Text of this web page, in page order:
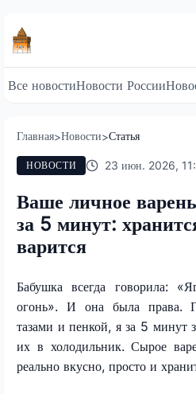
Все новостиНовости России
Главная>Новости>Статья
НОВОСТИ 23 июн. 2026,
Ваше личное
за 5 минут:
варится
Бабушка всегда говорила:
огонь». И она была права.
тазами и пенкой, я за 5 минут
их в холодильник. Сырое
реально вкусно, просто и